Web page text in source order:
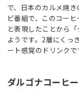
で、日本のカルメ焼
ビ番組で、このコー
と表現したことから
ようです。2層にくっ
ート感覚のドリンクで
ダルゴナコーヒ